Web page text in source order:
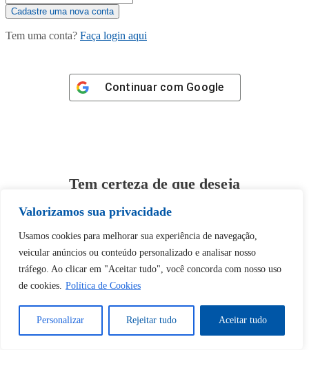
Valorizamos sua privacidade
Usamos cookies para melhorar sua experiência de navegação,
veicular anúncios ou conteúdo personalizado e analisar nosso
tráfego. Ao clicar em "Aceitar tudo", você concorda com nosso uso
de cookies. Política de Cookies
Personalizar Rejeitar tudo Aceitar tudo
Tem uma conta? Faça login aqui
Continuar com Google
Tem certeza de que deseja
Desbloquear esquerda : 0
Sim